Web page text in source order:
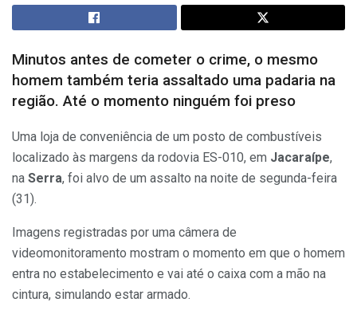
Minutos antes de cometer o crime, o mesmo
homem também teria assaltado uma padaria na
região. Até o momento ninguém foi preso
Uma loja de conveniência de um posto de combustíveis
localizado às margens da rodovia ES-010, em Jacaraípe,
na Serra, foi alvo de um assalto na noite de segunda-feira
(31).
Imagens registradas por uma câmera de
videomonitoramento mostram o momento em que o homem
entra no estabelecimento e vai até o caixa com a mão na
cintura, simulando estar armado.